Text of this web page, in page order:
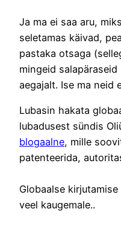
Ja ma ei saa aru,
seletamas käivad,
pastaka otsaga
mingeid
aegajalt. Ise ma neid
Lubasin hakata
lubadusest sündis
blogaalne, mille
patenteerida,
Globaalse
veel kaugemale..